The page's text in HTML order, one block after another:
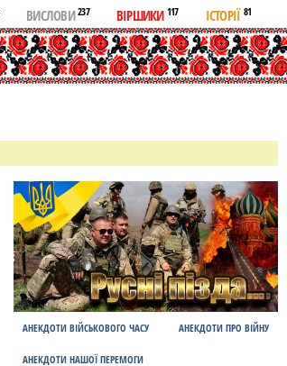
ВИСЛОВИ237 ВІРШИКИ 117 ІСТОРІЇ 81
АНЕКДОТИ ВІЙСЬКОВОГО ЧАСУ АНЕКДОТИ ПРО ВІЙНУ
АНЕКДОТИ НАШОЇ ПЕРЕМОГИ